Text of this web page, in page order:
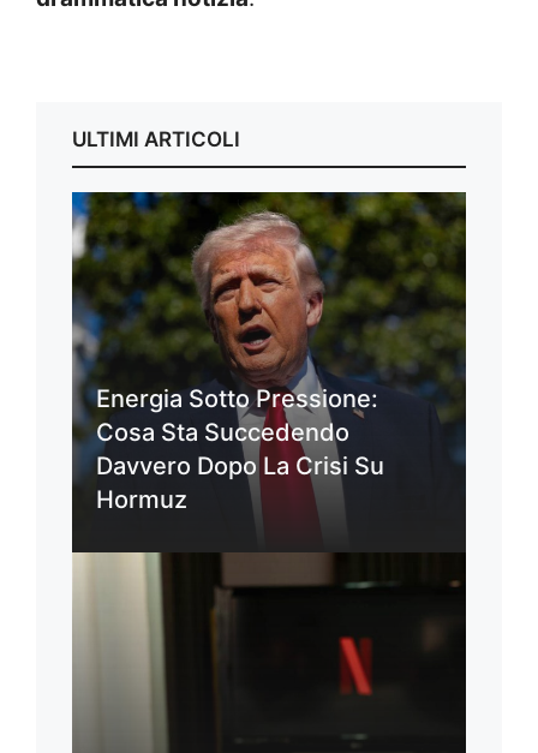
ULTIMI ARTICOLI
Energia Sotto Pressione:
Cosa Sta Succedendo
Davvero Dopo La Crisi Su
Hormuz